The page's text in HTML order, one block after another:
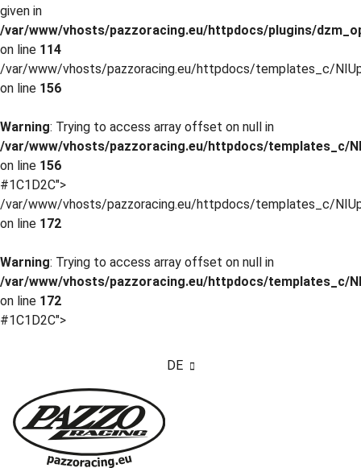
given in
/var/www/vhosts/pazzoracing.eu/httpdocs/plugins/
on line 114
/var/www/vhosts/pazzoracing.eu/httpdocs/templates_c/
on line 156
Warning: Trying to access array offset on null in
/var/www/vhosts/pazzoracing.eu/httpdocs/templates_c/
on line 156
#1C1D2C">
/var/www/vhosts/pazzoracing.eu/httpdocs/templates_c/
on line 172
Warning: Trying to access array offset on null in
/var/www/vhosts/pazzoracing.eu/httpdocs/templates_c/
on line 172
#1C1D2C">
DE